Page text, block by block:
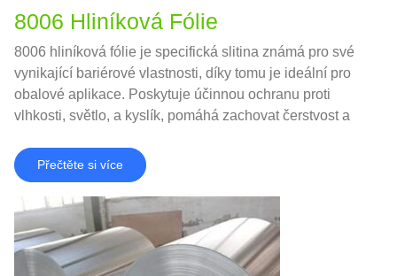
8006 Hliníková Fólie
8006 hliníková fólie je specifická slitina známá pro své
vynikající bariérové ​​vlastnosti, díky tomu je ideální pro
obalové aplikace. Poskytuje účinnou ochranu proti
vlhkosti, světlo, a kyslík, pomáhá zachovat čerstvost a
Přečtěte si více